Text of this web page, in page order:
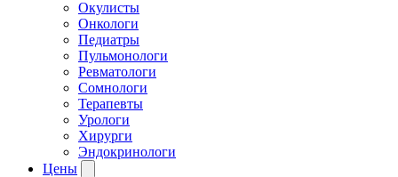
Окулисты
Онкологи
Педиатры
Пульмонологи
Ревматологи
Сомнологи
Терапевты
Урологи
Хирурги
Эндокринологи
Цены